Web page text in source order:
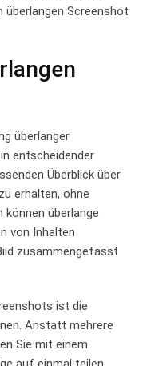
überlangen Screenshot⁤
überlanger
entscheidender⁤
Überblick über
erhalten, ohne
überlange
von ​Inhalten
zusammengefasst
ist ‌die
Anstatt ​mehrere
Sie mit einem